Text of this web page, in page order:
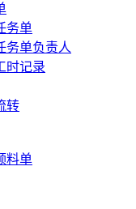
务单
务单负责人
时记录
转
料单